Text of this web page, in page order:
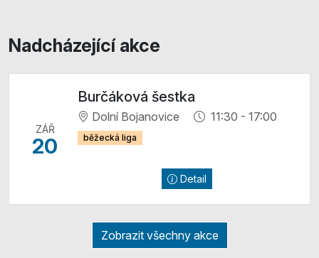
Nadcházející akce
ZÁŘ
20
Burčáková šestka
Dolní Bojanovice 11:30 - 17:00
běžecká liga
Detail
Zobrazit všechny akce